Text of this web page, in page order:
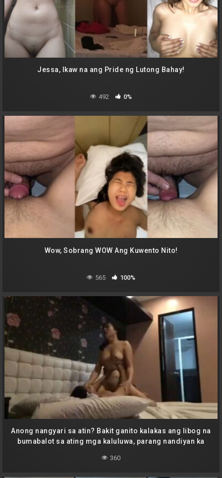
Jessa, Ikaw na ang Pride ng Lutong Bahay!
492 0%
Wow, Sobrang WOW Ang Kuwento Nito!
565 100%
Anong nangyari sa atin? Bakit ganito kalakas ang libog na
bumabalot sa ating mga kaluluwa, parang nandiyan ka
360